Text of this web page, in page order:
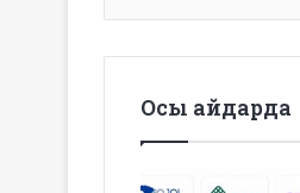
Осы айдарда